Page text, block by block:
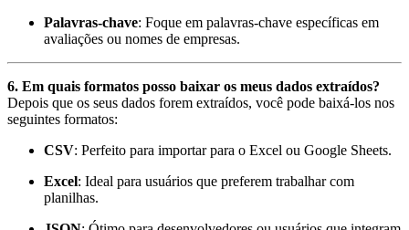
Palavras-chave: Foque em palavras-chave específicas em
avaliações ou nomes de empresas.
6. Em quais formatos posso baixar os meus dados extraídos?
Depois que os seus dados forem extraídos, você pode baixá-los nos
seguintes formatos:
CSV: Perfeito para importar para o Excel ou Google Sheets.
Excel: Ideal para usuários que preferem trabalhar com
planilhas.